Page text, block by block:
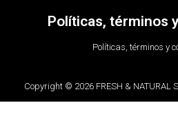
Políticas, términos
Políticas, términos y
Copyright © 2026 FRESH & NATURAL